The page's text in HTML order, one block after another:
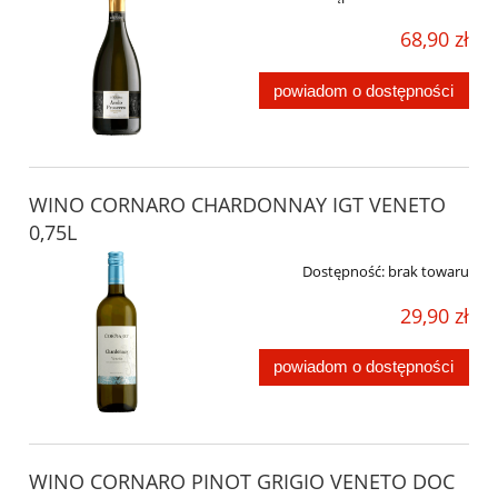
68,90 zł
powiadom o dostępności
WINO CORNARO CHARDONNAY IGT VENETO
0,75L
Dostępność: brak towaru
29,90 zł
powiadom o dostępności
WINO CORNARO PINOT GRIGIO VENETO DOC